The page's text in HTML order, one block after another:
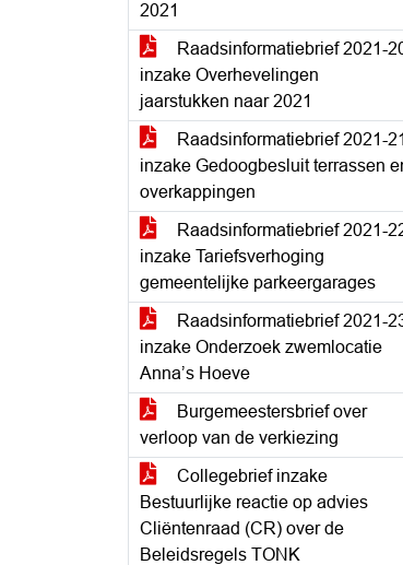
2021
Raadsinformatiebrief 2021-
inzake Overhevelingen
jaarstukken naar 2021
Raadsinformatiebrief 2021-21
inzake Gedoogbesluit terrassen
overkappingen
Raadsinformatiebrief 2021-
inzake Tariefsverhoging
gemeentelijke parkeergarages
Raadsinformatiebrief 2021-
inzake Onderzoek zwemlocatie
Anna’s Hoeve
Burgemeestersbrief over
verloop van de verkiezing
Collegebrief inzake
Bestuurlijke reactie op advies
Cliëntenraad (CR) over de
Beleidsregels TONK